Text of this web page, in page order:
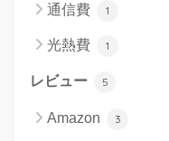
通信費 1
光熱費 1
レビュー 5
Amazon 3